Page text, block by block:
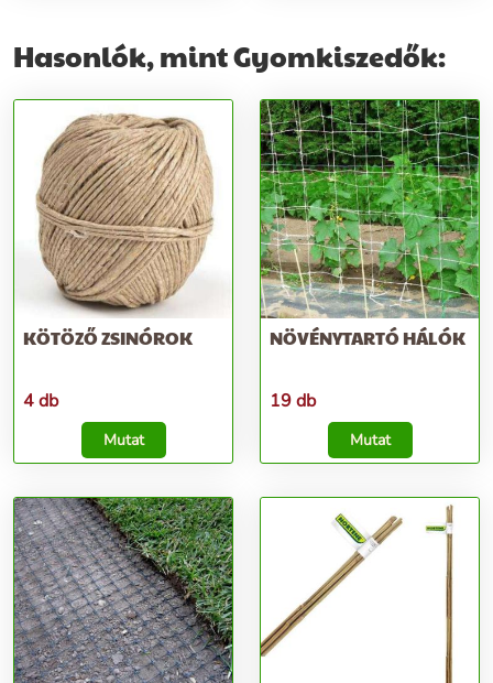
Hasonlók, mint Gyomkiszedők:
KÖTÖZŐ ZSINÓROK
4 db
Mutat
NÖVÉNYTARTÓ HÁLÓK
19 db
Mutat